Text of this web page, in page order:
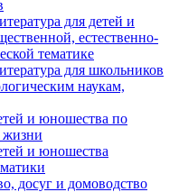
для детей и
естественно-
тематике
для школьников
наукам,
и юношества по
жизни
и юношества
досуг и домоводство